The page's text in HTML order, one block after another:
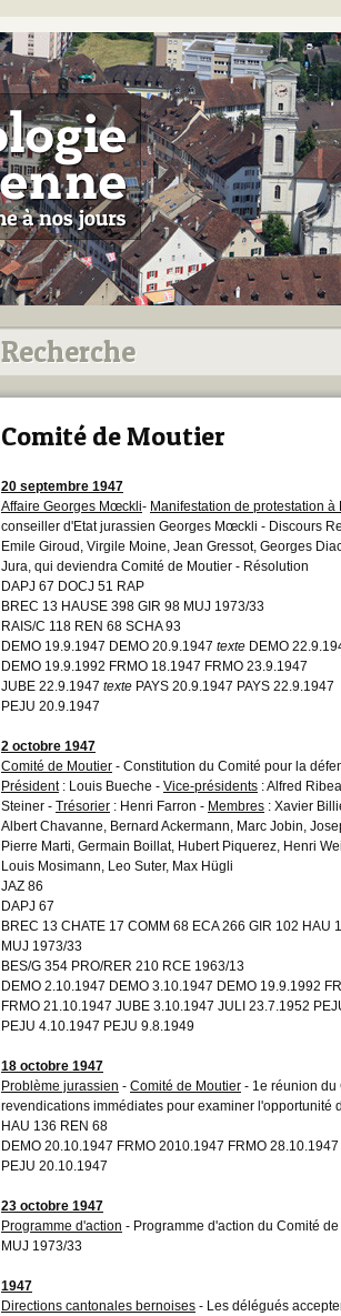
Comité de Moutier
20 septembre 1947
Affaire Georges Mœckli- Manifestation de protestation à
conseiller d'Etat jurassien Georges Mœckli - Discours
Emile Giroud, Virgile Moine, Jean Gressot, Georges
Jura, qui deviendra Comité de Moutier - Résolution
DAPJ 67 DOCJ 51 RAP
BREC 13 HAUSE 398 GIR 98 MUJ 1973/33
RAIS/C 118 REN 68 SCHA 93
DEMO 19.9.1947 DEMO 20.9.1947 texte DEMO
DEMO 19.9.1992 FRMO 18.1947 FRMO 23.9.1947
JUBE 22.9.1947 texte PAYS 20.9.1947 PAYS 22.9.1947
PEJU 20.9.1947
2 octobre 1947
Comité de Moutier - Constitution du Comité pour la
Président: Louis Bueche - Vice-présidents : Alfred
Steiner - Trésorier : Henri Farron - Membres : Xavier
Albert Chavanne, Bernard Ackermann, Marc Jobin,
Pierre Marti, Germain Boillat, Hubert Piquerez, Henri
Louis Mosimann, Leo Suter, Max Hügli
JAZ 86
DAPJ 67
BREC 13 CHATE 17 COMM 68 ECA 266 GIR 102 HAU
MUJ 1973/33
BES/G 354 PRO/RER 210 RCE 1963/13
DEMO 2.10.1947 DEMO 3.10.1947 DEMO 19.9.1992
FRMO 21.10.1947 JUBE 3.10.1947 JULI 23.7.1952
PEJU 4.10.1947 PEJU 9.8.1949
18 octobre 1947
Problème jurassien - Comité de Moutier - 1e réunion du
revendications immédiates pour examiner l'opportunité
HAU 136 REN 68
DEMO 20.10.1947 FRMO 2010.1947 FRMO
PEJU 20.10.1947
23 octobre 1947
Programme d'action - Programme d'action du Comité
MUJ 1973/33
1947
Directions cantonales bernoises - Les délégués